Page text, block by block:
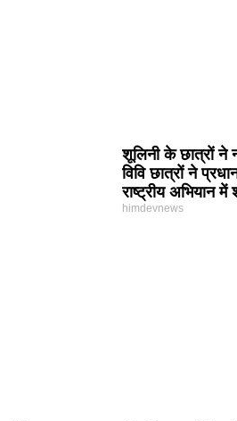
शूलिनी के छात्रों ने
विवि छात्रों ने
राष्ट्रीय अभियान में
himdevnews